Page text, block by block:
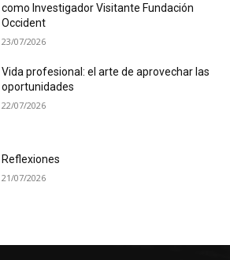
como Investigador Visitante Fundación
Occident
23/07/2026
Vida profesional: el arte de aprovechar las
oportunidades
22/07/2026
Reflexiones
21/07/2026